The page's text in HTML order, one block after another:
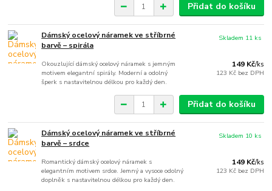
Přidat do košíku
Dámský ocelový náramek ve stříbrné
barvě – spirála
Okouzlující dámský ocelový náramek s jemným
motivem elegantní spirály. Moderní a odolný
šperk s nastavitelnou délkou pro každý den.
149 Kč/ks
123 Kč bez DPH
Skladem 11 ks
Přidat do košíku
Dámský ocelový náramek ve stříbrné
barvě – srdce
Romantický dámský ocelový náramek s
elegantním motivem srdce. Jemný a vysoce odolný
doplněk s nastavitelnou délkou pro každý den.
149 Kč/ks
123 Kč bez DPH
Skladem 10 ks